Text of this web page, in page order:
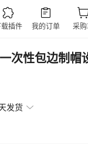
次性包边制帽
发货